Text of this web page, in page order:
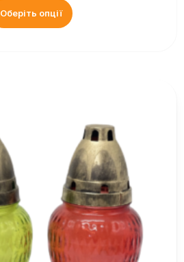
Оберіть опції